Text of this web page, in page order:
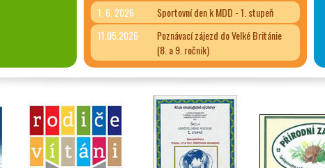
1. 6. 2026
Sportovní den k MDD - 1. stupeň
11.05.2026
Poznávací zájezd do Velké Británie
(8. a 9. ročník)